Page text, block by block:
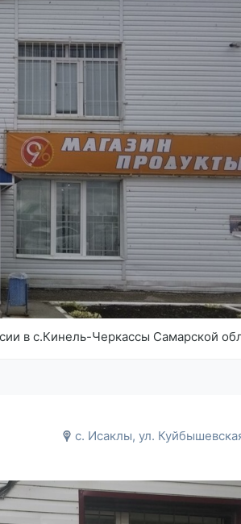
в с.Кинель-Черкассы Самарской
с. Исаклы, ул.